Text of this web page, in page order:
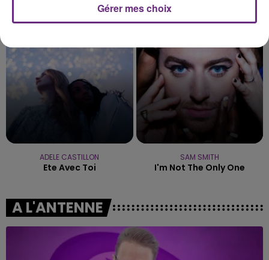
ADELE CASTILLON
Ete Avec Toi
SAM SMITH
I'm Not The Only One
A L'ANTENNE
Gérer mes choix